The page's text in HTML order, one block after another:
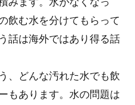
飲む水を分けてもらって
話は海外ではあり得る話
、どんな汚れた水でも飲
もあります。水の問題は